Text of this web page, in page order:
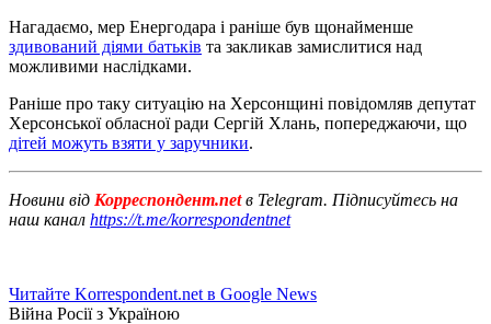
Нагадаємо, мер Енергодара і раніше був щонайменше
здивований діями батьків та закликав замислитися над
можливими наслідками.
Раніше про таку ситуацію на Херсонщині повідомляв депутат
Херсонської обласної ради Сергій Хлань, попереджаючи, що
дітей можуть взяти у заручники.
Новини від Корреспондент.netв Telegram. Підписуйтесь на
наш канал https://t.me/korrespondentnet
Читайте Korrespondent.net в Google News
Війна Росії з Україною